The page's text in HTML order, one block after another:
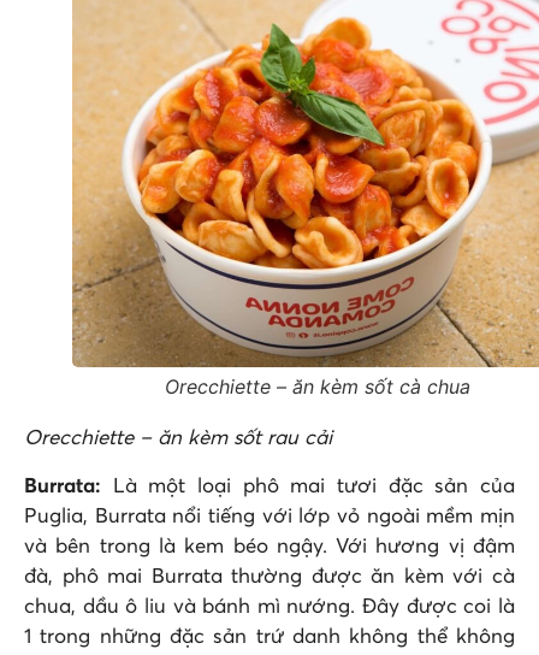
Orecchiette – ăn kèm sốt cà chua
Orecchiette – ăn kèm sốt rau cải
Burrata: Là một loại phô mai tươi đặc sản của
Puglia, Burrata nổi tiếng với lớp vỏ ngoài mềm mịn
và bên trong là kem béo ngậy. Với hương vị đậm
đà, phô mai Burrata thường được ăn kèm với cà
chua, dầu ô liu và bánh mì nướng. Đây được coi là
1 trong những đặc sản trứ danh không thể không